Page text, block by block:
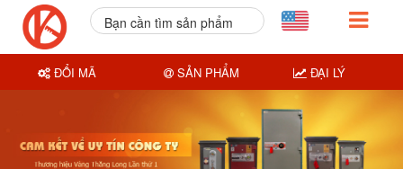
Bạn cần tìm sản phẩm
ĐỔI MÃ SẢN PHẨM ĐẠI LÝ